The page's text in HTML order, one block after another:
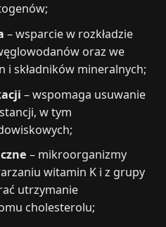
– wsparcie w rozkładzie
oraz we
i składników mineralnych;
– wspomaga usuwanie
w tym
– mikroorganizmy
witamin K i z grupy
utrzymanie
cholesterolu;